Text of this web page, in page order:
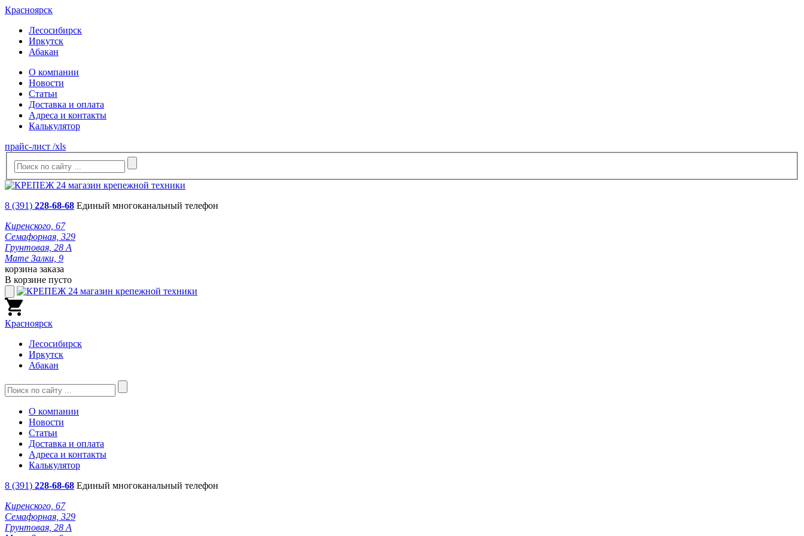
Красноярск
Лесосибирск
Иркутск
Абакан
О компании
Новости
Статьи
Доставка и оплата
Адреса и контакты
Калькулятор
прайс-лист /xls
8 (391) 228-68-68 Единый многоканальный телефон
Киренского, 67
Семафорная, 329
Грунтовая, 28 А
Мате Залки, 9
корзина заказа
В корзине пусто
Красноярск
Лесосибирск
Иркутск
Абакан
О компании
Новости
Статьи
Доставка и оплата
Адреса и контакты
Калькулятор
8 (391) 228-68-68 Единый многоканальный телефон
Киренского, 67
Семафорная, 329
Грунтовая, 28 А